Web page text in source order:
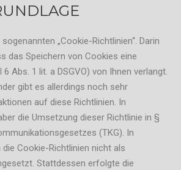
„Cookie-Richtlinien“. Darin
das Speichern von Cookies eine
6 Abs. 1 lit. a DSGVO) von Ihnen verlangt.
gibt es allerdings noch sehr
auf diese Richtlinien. In
die Umsetzung dieser Richtlinie in §
(TKG). In
Cookie-Richtlinien nicht als
Stattdessen erfolgte die